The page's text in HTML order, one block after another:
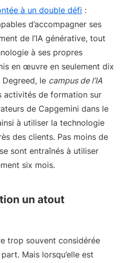
à un double défi :
d’accompagner ses
de l’IA générative, tout
à ses propres
en œuvre en seulement dix
le campus de l’IA
activités de formation sur
de Capgemini dans le
à utiliser la technologie
des clients. Pas moins de
sont entraînés à utiliser
six mois.
un atout
trop souvent considérée
Mais lorsqu’elle est